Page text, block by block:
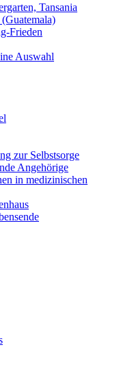
Tansania
Frieden
Auswahl
zur Selbstsorge
Angehörige
in medizinischen